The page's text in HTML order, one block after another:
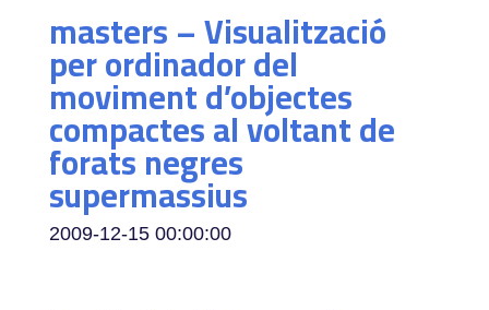
masters – Visualització
per ordinador del
moviment d’objectes
compactes al voltant de
forats negres
supermassius
2009-12-15 00:00:00